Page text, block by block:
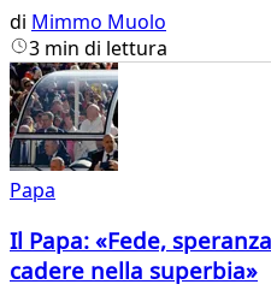
di Mimmo Muolo
3 min di lettura
Papa
Il Papa: «Fede,
cadere nella superbia»